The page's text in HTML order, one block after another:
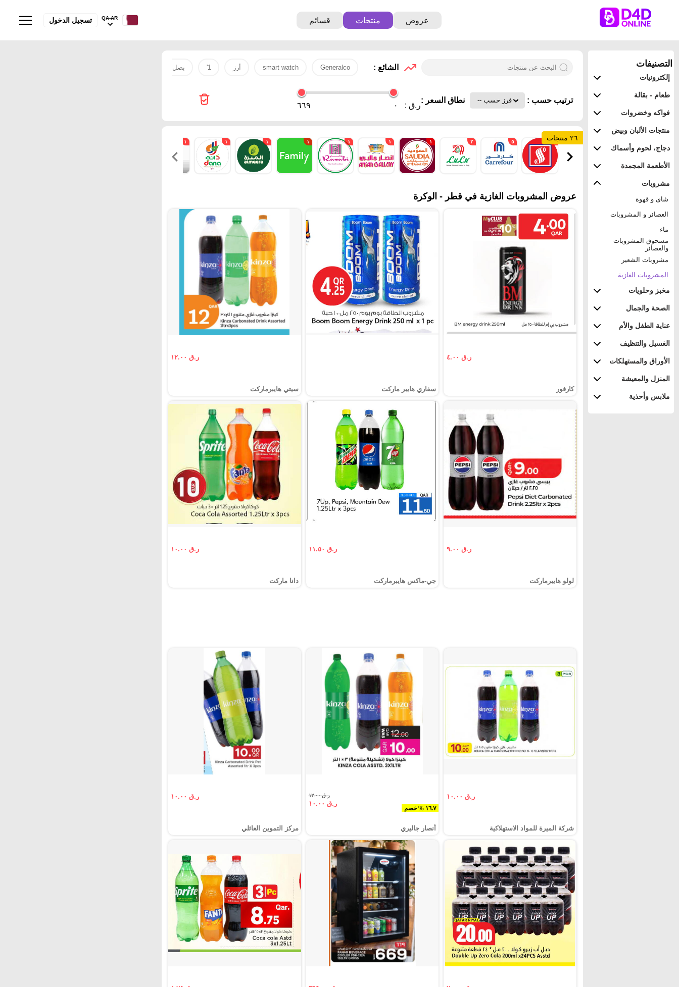
عروض منتجات قسائم QA-AR تسجيل الدخول
التصنيفات
إلكترونيات
طعام - بقالة
فواكه وخضروات
منتجات الألبان وبيض
دجاج، لحوم وأسماك
الأطعمة المجمدة
مشروبات
شاى و قهوة
العصائر و المشروبات
ماء
مسحوق المشروبات
والعصائر
مشروبات الشعير
المشروبات الغازية
مخبز وحلويات
الصحة والجمال
عناية الطفل والأم
الغسيل والتنظيف
الأوراق والمستهلكات
المنزل والمعيشة
ملابس وأحذية
الشائع : Generalco
smart watch أرز 1' بصل
ترتيب حسب : نطاق السعر :
ر.ق : ٠ ٦٦٩
٢٦ منتجات ٣ ٥ ٢ ١ ١ ١ ١ ١ ١ ١
عروض المشروبات الغازية في قطر - الوكرة
ر.ق ٤.٠٠
كارفور سفاري هايبر ماركت
ر.ق ١٢.٠٠
سيتي هايبرماركت
ر.ق ٩.٠٠
لولو هايبرماركت
ر.ق ١١.٥٠
جي-ماكس هايبرماركت
ر.ق ١٠.٠٠
دانا ماركت
ر.ق ١٠.٠٠
شركة الميرة للمواد الاستهلاكية
١٦.٧ % خصم
ر.ق ١٢.٠٠
ر.ق ١٠.٠٠
أنصار جاليري
ر.ق ١٠.٠٠
مركز التموين العائلي